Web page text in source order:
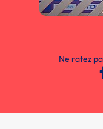
Ne ratez